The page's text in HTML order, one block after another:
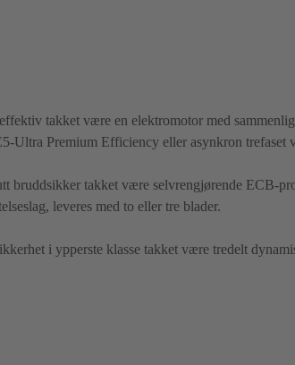
takket være en elektromotor med
Ultra Premium Efficiency eller asynkron trefaset
bruddsikker takket være selvrengjørende ECB-
leveres med to eller tre blader.
i ypperste klasse takket være tredelt